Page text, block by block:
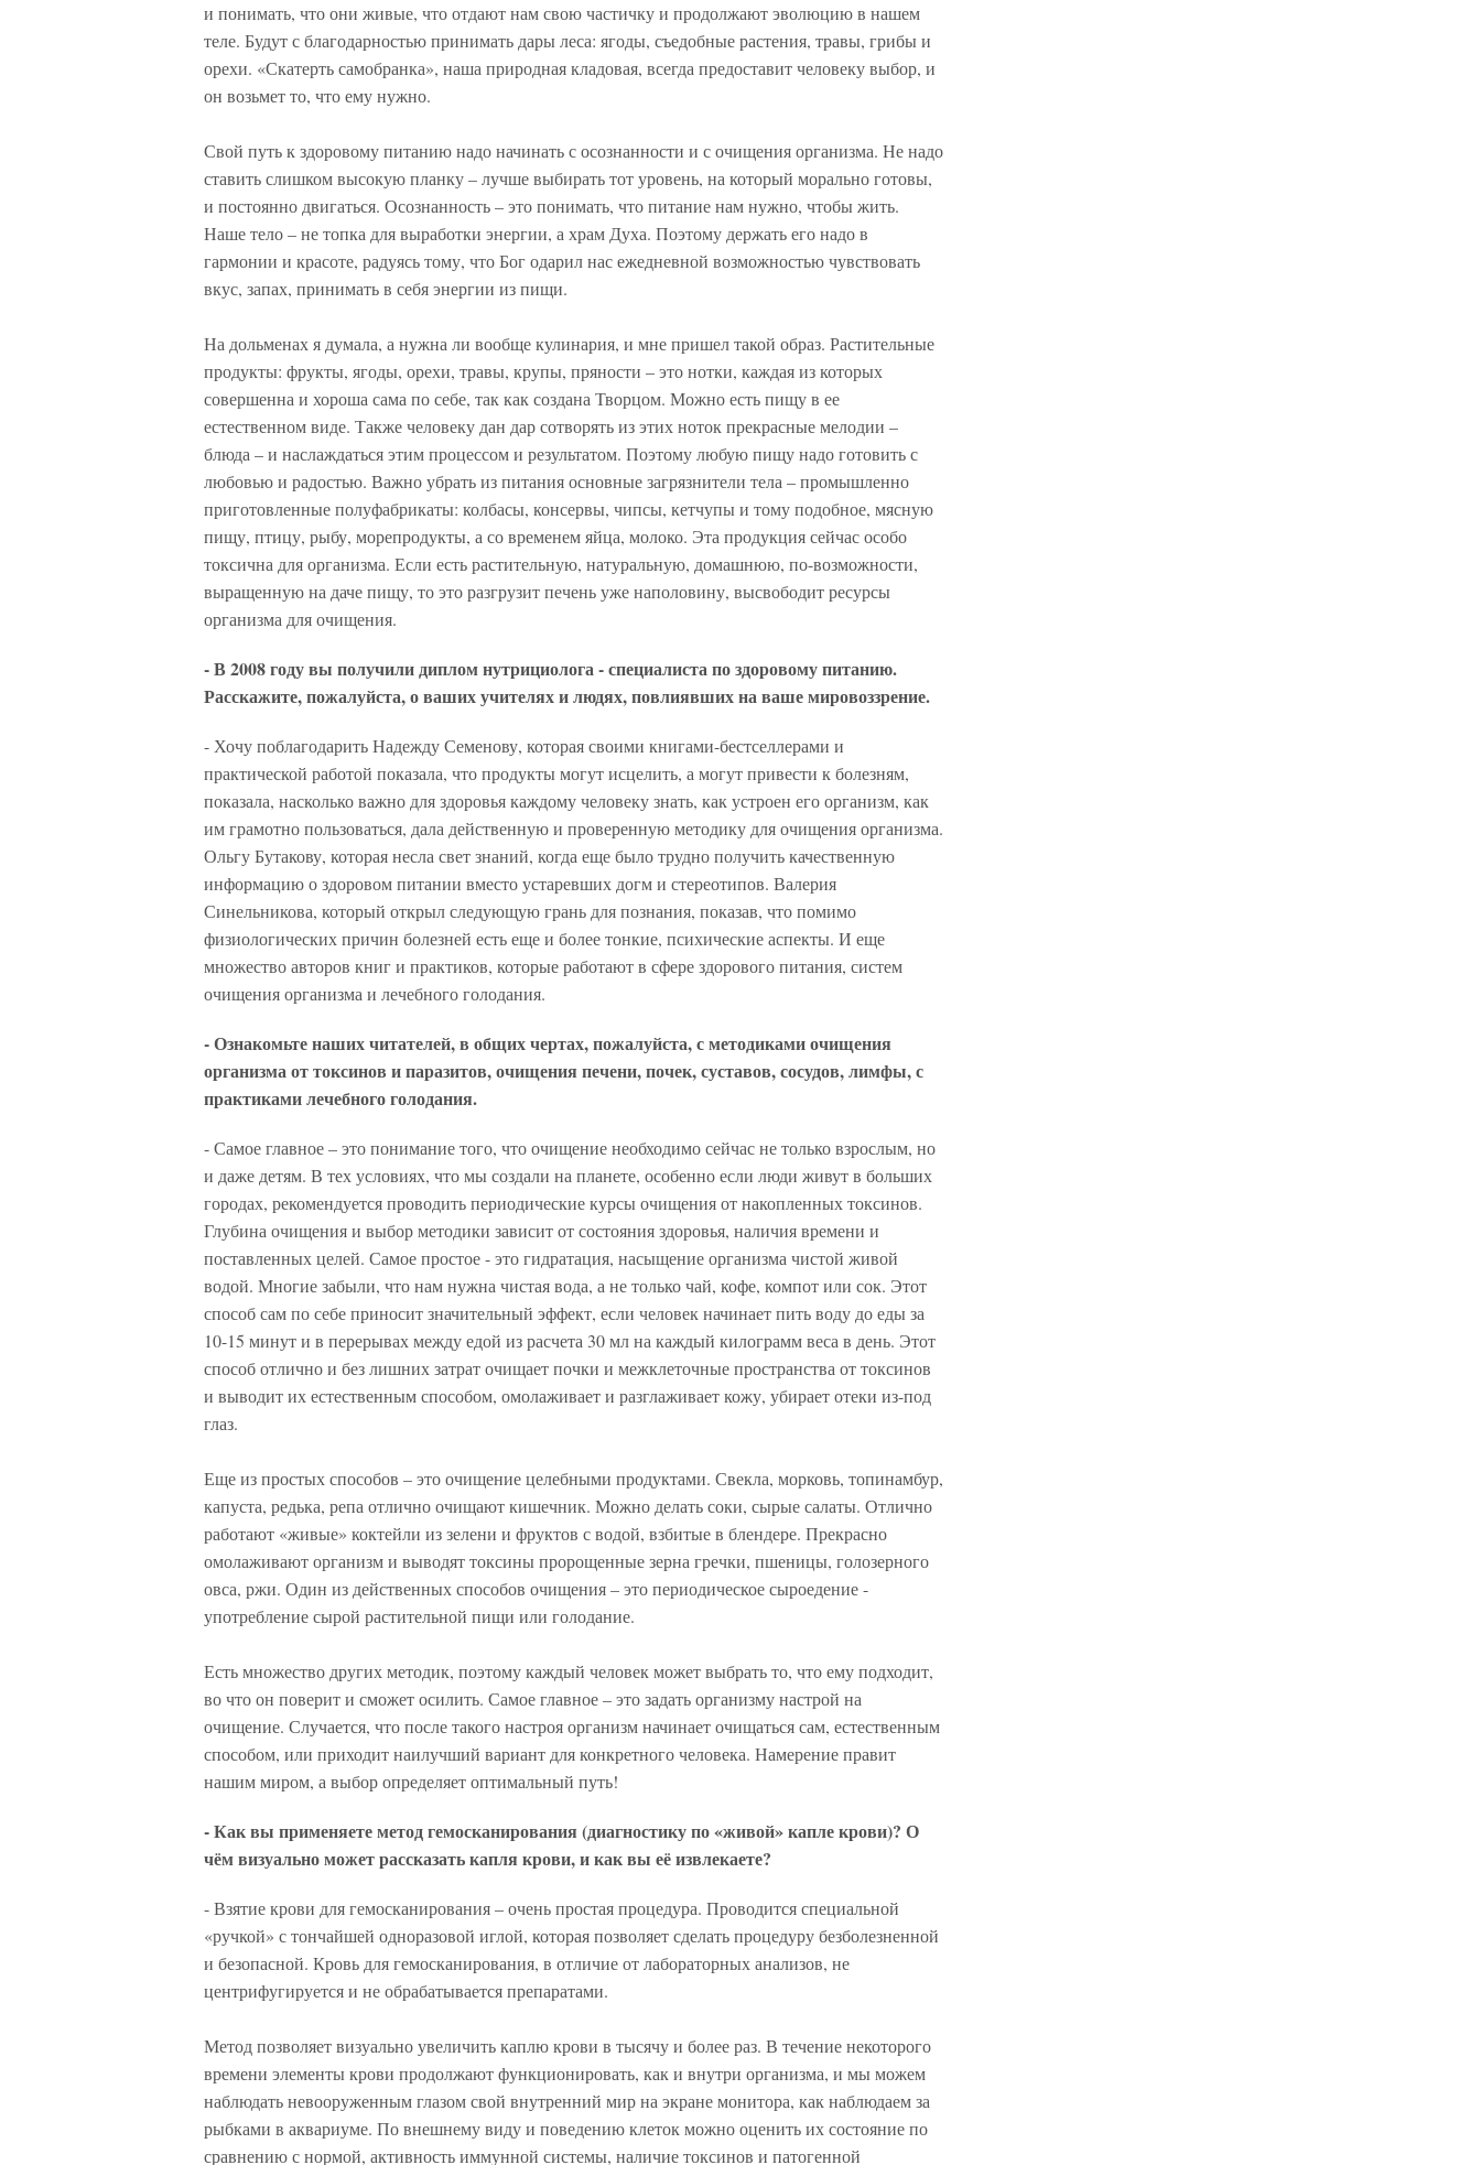
и понимать, что они живые, что отдают нам свою частичку и продолжают эволюцию в нашем
теле. Будут с благодарностью принимать дары леса: ягоды, съедобные растения, травы, грибы и
орехи. «Скатерть самобранка», наша природная кладовая, всегда предоставит человеку выбор, и
он возьмет то, что ему нужно.
Свой путь к здоровому питанию надо начинать с осознанности и с очищения организма. Не надо
ставить слишком высокую планку – лучше выбирать тот уровень, на который морально готовы,
и постоянно двигаться. Осознанность – это понимать, что питание нам нужно, чтобы жить.
Наше тело – не топка для выработки энергии, а храм Духа. Поэтому держать его надо в
гармонии и красоте, радуясь тому, что Бог одарил нас ежедневной возможностью чувствовать
вкус, запах, принимать в себя энергии из пищи.
На дольменах я думала, а нужна ли вообще кулинария, и мне пришел такой образ. Растительные
продукты: фрукты, ягоды, орехи, травы, крупы, пряности – это нотки, каждая из которых
совершенна и хороша сама по себе, так как создана Творцом. Можно есть пищу в ее
естественном виде. Также человеку дан дар сотворять из этих ноток прекрасные мелодии –
блюда – и наслаждаться этим процессом и результатом. Поэтому любую пищу надо готовить с
любовью и радостью. Важно убрать из питания основные загрязнители тела – промышленно
приготовленные полуфабрикаты: колбасы, консервы, чипсы, кетчупы и тому подобное, мясную
пищу, птицу, рыбу, морепродукты, а со временем яйца, молоко. Эта продукция сейчас особо
токсична для организма. Если есть растительную, натуральную, домашнюю, по-возможности,
выращенную на даче пищу, то это разгрузит печень уже наполовину, высвободит ресурсы
организма для очищения.
- В 2008 году вы получили диплом нутрициолога - специалиста по здоровому питанию.
Расскажите, пожалуйста, о ваших учителях и людях, повлиявших на ваше мировоззрение.
- Хочу поблагодарить Надежду Семенову, которая своими книгами-бестселлерами и
практической работой показала, что продукты могут исцелить, а могут привести к болезням,
показала, насколько важно для здоровья каждому человеку знать, как устроен его организм, как
им грамотно пользоваться, дала действенную и проверенную методику для очищения организма.
Ольгу Бутакову, которая несла свет знаний, когда еще было трудно получить качественную
информацию о здоровом питании вместо устаревших догм и стереотипов. Валерия
Синельникова, который открыл следующую грань для познания, показав, что помимо
физиологических причин болезней есть еще и более тонкие, психические аспекты. И еще
множество авторов книг и практиков, которые работают в сфере здорового питания, систем
очищения организма и лечебного голодания.
- Ознакомьте наших читателей, в общих чертах, пожалуйста, с методиками очищения
организма от токсинов и паразитов, очищения печени, почек, суставов, сосудов, лимфы, с
практиками лечебного голодания.
- Самое главное – это понимание того, что очищение необходимо сейчас не только взрослым, но
и даже детям. В тех условиях, что мы создали на планете, особенно если люди живут в больших
городах, рекомендуется проводить периодические курсы очищения от накопленных токсинов.
Глубина очищения и выбор методики зависит от состояния здоровья, наличия времени и
поставленных целей. Самое простое - это гидратация, насыщение организма чистой живой
водой. Многие забыли, что нам нужна чистая вода, а не только чай, кофе, компот или сок. Этот
способ сам по себе приносит значительный эффект, если человек начинает пить воду до еды за
10-15 минут и в перерывах между едой из расчета 30 мл на каждый килограмм веса в день. Этот
способ отлично и без лишних затрат очищает почки и межклеточные пространства от токсинов
и выводит их естественным способом, омолаживает и разглаживает кожу, убирает отеки из-под
глаз.
Еще из простых способов – это очищение целебными продуктами. Свекла, морковь, топинамбур,
капуста, редька, репа отлично очищают кишечник. Можно делать соки, сырые салаты. Отлично
работают «живые» коктейли из зелени и фруктов с водой, взбитые в блендере. Прекрасно
омолаживают организм и выводят токсины пророщенные зерна гречки, пшеницы, голозерного
овса, ржи. Один из действенных способов очищения – это периодическое сыроедение -
употребление сырой растительной пищи или голодание.
Есть множество других методик, поэтому каждый человек может выбрать то, что ему подходит,
во что он поверит и сможет осилить. Самое главное – это задать организму настрой на
очищение. Случается, что после такого настроя организм начинает очищаться сам, естественным
способом, или приходит наилучший вариант для конкретного человека. Намерение правит
нашим миром, а выбор определяет оптимальный путь!
- Как вы применяете метод гемосканирования (диагностику по «живой» капле крови)? О
чём визуально может рассказать капля крови, и как вы её извлекаете?
- Взятие крови для гемосканирования – очень простая процедура. Проводится специальной
«ручкой» с тончайшей одноразовой иглой, которая позволяет сделать процедуру безболезненной
и безопасной. Кровь для гемосканирования, в отличие от лабораторных анализов, не
центрифугируется и не обрабатывается препаратами.
Метод позволяет визуально увеличить каплю крови в тысячу и более раз. В течение некоторого
времени элементы крови продолжают функционировать, как и внутри организма, и мы можем
наблюдать невооруженным глазом свой внутренний мир на экране монитора, как наблюдаем за
рыбками в аквариуме. По внешнему виду и поведению клеток можно оценить их состояние по
сравнению с нормой, активность иммунной системы, наличие токсинов и патогенной